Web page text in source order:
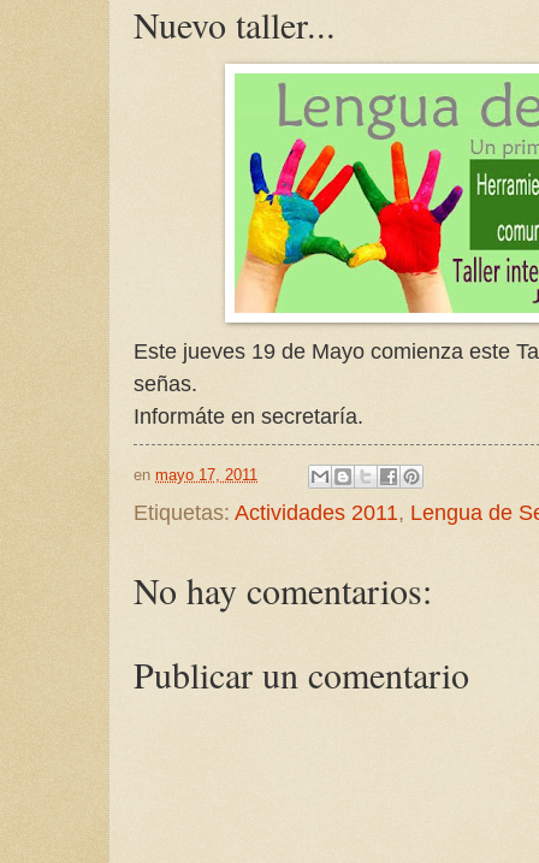
Nuevo taller...
Este jueves 19 de Mayo comienza este
señas.
Informáte en secretaría.
en mayo 17, 2011
Etiquetas: Actividades 2011, Lengua de
No hay comentarios:
Publicar un comentario